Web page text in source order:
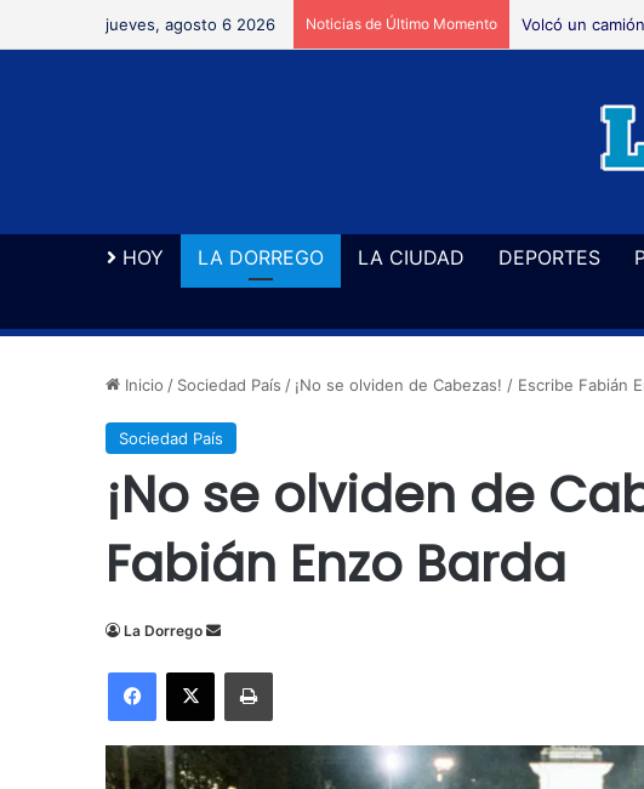
jueves, agosto 6 2026 Noticias de Último Momento Volcó un
HOY LA DORREGO LA CIUDAD DEPORTES
Inicio / Sociedad País / ¡No se olviden de Cabezas! / Escribe Fabián
Sociedad País
¡No se olviden de
Fabián Enzo Barda
La Dorrego
Send
email
Facebook
X Imprimir